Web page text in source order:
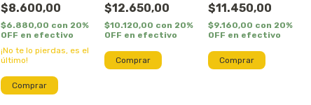
$8.600,00
$6.880,00 con 20%
OFF en efectivo
¡No te lo pierdas, es el
último!
Comprar
$12.650,00
$10.120,00 con 20%
OFF en efectivo
$11.450,00
$9.160,00 con 20%
OFF en efectivo
Comprar